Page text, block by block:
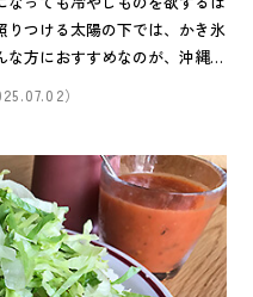
りつける太陽の下では、かき氷
方におすすめなのが、沖縄な
ひんやりスイーツ。ひとくち
）